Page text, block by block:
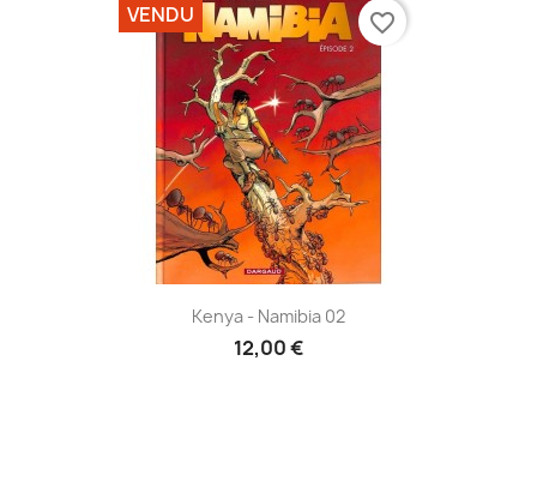
Kenya - Namibia 02
12,00 €
VENDU favorite_border